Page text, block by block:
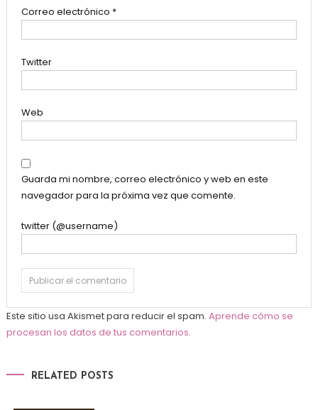
Correo electrónico *
Twitter
Web
Guarda mi nombre, correo electrónico y web en este
navegador para la próxima vez que comente.
twitter (@username)
Este sitio usa Akismet para reducir el spam. Aprende cómo se
procesan los datos de tus comentarios.
RELATED POSTS